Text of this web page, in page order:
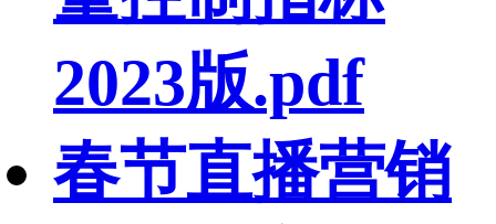
2023版.pdf
春节直播营销